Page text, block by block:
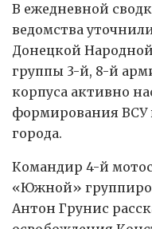
В ежедневной
ведомства
Донецкой
группы 3-й, 8-й
корпуса активно
формирования ВСУ
города.
Командир 4-й
«Южной»
Антон Грунис